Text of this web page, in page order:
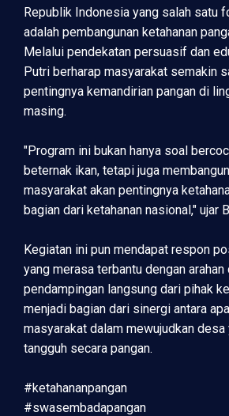
Republik Indonesia yang salah satu
adalah pembangunan ketahanan
Melalui pendekatan persuasif dan
Putri berharap masyarakat semakin
pentingnya kemandirian pangan di
masing.
"Program ini bukan hanya soal
beternak ikan, tetapi juga
masyarakat akan pentingnya
bagian dari ketahanan nasional," ujar
Kegiatan ini pun mendapat respon
yang merasa terbantu dengan arahan
pendampingan langsung dari pihak
menjadi bagian dari sinergi antara
masyarakat dalam mewujudkan desa
tangguh secara pangan.
#ketahananpangan
#swasembadapangan